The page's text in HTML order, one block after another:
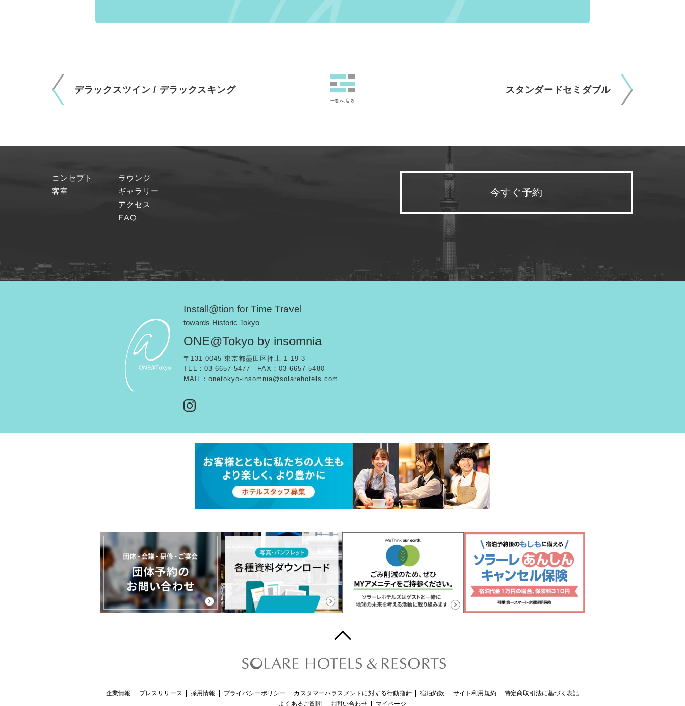
デラックスツイン / デラックスキング
一覧へ戻る
スタンダードセミダブル
コンセプト
客室
ラウンジ
ギャラリー
アクセス
FAQ
今すぐ予約
Install@tion for Time Travel
towards Historic Tokyo
ONE@Tokyo by insomnia
〒131-0045 東京都墨田区押上 1-19-3
TEL：03-6657-5477 FAX：03-6657-5480
MAIL： onetokyo-insomnia@solarehotels.com
企業情報 プレスリリース 採用情報 プライバシーポリシー カスタマーハラスメントに対する行動指針 宿泊約款 サイト利用規約
特定商取引法に基づく表記
よくあるご質問
お問い合わせ マイページ